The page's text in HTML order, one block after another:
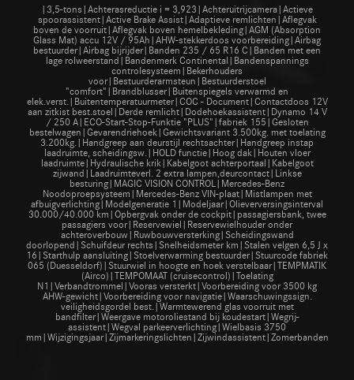
|3,5-tons|Achterasreductie i = 3,923|Achteruitrijcamera|Actieve
spoorassistent|Active Brake Assist|Adaptieve remlichten|Aflegvak
boven de voorruit|Aflegvak boven hemelbekleding|AGM (Absorption
Glass Mat) accu 12V / 95Ah|AHW-stekkerdoos voorbereiding|Airbag
bestuurder|Airbag bijrijder|Banden 235 / 65 R16 C|Banden met een
lage rolweerstand|Bandenmerk Continental|Bandenspannings
controlesysteem|Bekerhouders
voor|Bestuurderarmsteun|Bestuurderstoel
"comfort"|Brandblusser|Buitenspiegels verwarmd en
elek.verst.|Buitentemperatuurmeter|COC - Document|Contactdoos 12V
aan zitkist best.stoel|Derde remlicht|Dodehoekassistent|Dynamo 14 V
/ 250 A|ECO-Start-Stop-Funktie "PLUS"|fabriek 155|Gesloten
bestelwagen|Gevarendriehoek|Gewichtsvariant 3.500kg. met toelating
3.200kg.|Handgreep aan deurstijl rechtsachter|Handgreep instap
laadruimte, scheidingsw.|HOLD functie|Hoog dak|Houten vloer
laadruimte|Hydraulische krik|Kabelgoot achterportaal|Kabelgoot
zijwand|Laadruimteverl. 2 extra lampen,deurcontact|Linkse
besturing|MAGIC VISION CONTROL|Mercedes-Benz
Noodoproepsysteem|Mercedes-Benz VIN-plaat|Mistlampen met
afbuigverlichting|Modelgeneratie 1|Modeljaar|Olieverversingsinterval
30.000/40.000 km|Opbergvak onder de cockpit|passagiersbank, twee
passagiers voor|Reservewiel|Reservewielhouder onder
achteroverbouw|Ruwbouwversterking|Scheidingswand
doorlopend|Schuifdeur rechts|Snelheidsmeter km|Stalen velgen 6,5 J x
16|Starthulp aansluiting|Stoelverwarming bestuurder|Stuurcode fabriek
065 (Duesseldorf)|Stuurwiel in hoogte en hoek verstelbaar|TEMPMATIK
(Airco)|TEMPOMAAT (cruisecontrol)|Toelating
N1|Verbandtrommel|Vooras versterkt|Voorbereiding voor 3500 kg
AHW-gewicht|Voorbereiding voor navigatie|Waarschuwingssign.
veiligheidsgordel best.|Warmtewerend glas voorruit met
bandfilter|Weergave motoroliestand bij koudestart|Wegrij-
assistent|Wegval parkeerverlichting|Wielbasis 3750
mm|Wijzigingsjaar|Zijmarkeringslichten|Zijwindassistent|Zomerbanden